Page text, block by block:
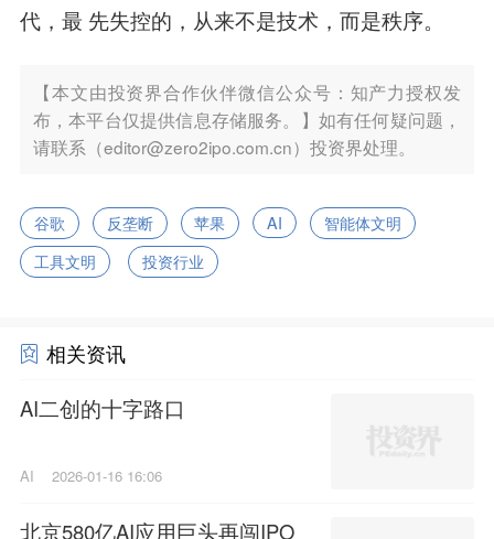
代，最 先失控的，从来不是技术，而是秩序。
【本文由投资界合作伙伴微信公众号：知产力授权发
布，本平台仅提供信息存储服务。】如有任何疑问题，
请联系（editor@zero2ipo.com.cn）投资界处理。
谷歌 反垄断 苹果 AI
智能体文明
工具文明
投资行业
相关资讯
AI二创的十字路口
AI 2026-01-16 16:06
北京580亿AI应用巨头再闯IPO